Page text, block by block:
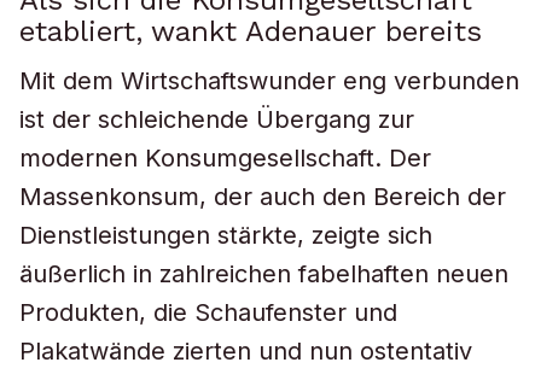
etabliert, wankt Adenauer bereits
Mit dem Wirtschaftswunder eng verbunden
ist der schleichende Übergang zur
modernen Konsumgesellschaft. Der
Massenkonsum, der auch den Bereich der
Dienstleistungen stärkte, zeigte sich
äußerlich in zahlreichen fabelhaften neuen
Produkten, die Schaufenster und
Plakatwände zierten und nun ostentativ